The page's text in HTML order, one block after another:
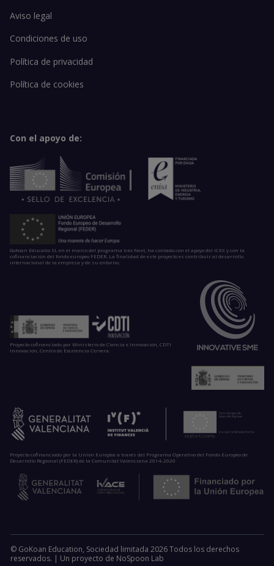
Aviso legal
Condiciones de uso
Política de privacidad
Política de cookies
Con el apoyo de:
GoKoan Educatio SL en el marco del programa Icex Next, ha contado con el apoyo del ICEX y con la
cofinanciación del fondo europeo FEDER. La finalidad de este proyecto es contribuir al desarrollo
internacional de la empresa y de su entorno.
Proyecto cofinanciado por Ministerio de Ciencia e Innovación, CDTI
Innovación, Centro de Excelencia Cervera.
Proyecto cofinanciado por la Unión Europea a través del Programa Operativo del Fondo Europeo de
Desarrollo Regional (FEDER) de la Comunitat Valenciana 2014-2020
© GoKoan Education, Sociedad limitada 2026 Todos los derechos
reservados. | Un proyecto de NoSpoon Lab